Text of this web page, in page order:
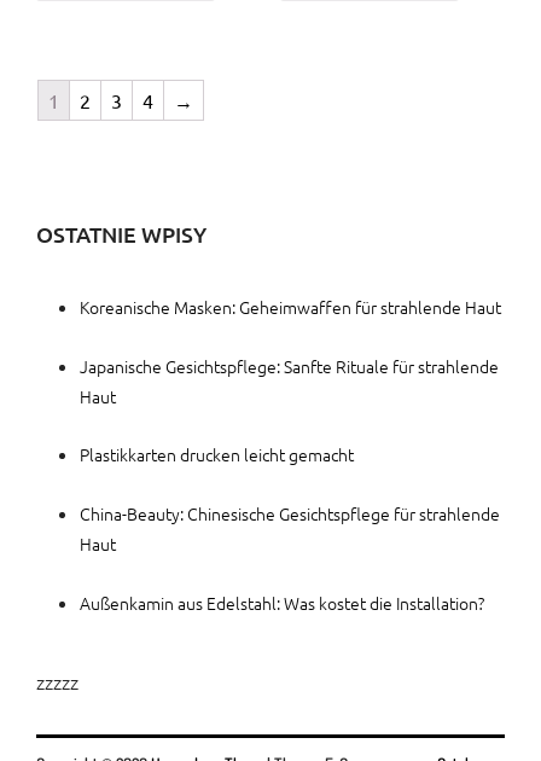
1 2 3 4 →
OSTATNIE WPISY
Koreanische Masken: Geheimwaffen für strahlende Haut
Japanische Gesichtspflege: Sanfte Rituale für strahlende
Haut
Plastikkarten drucken leicht gemacht
China-Beauty: Chinesische Gesichtspflege für strahlende
Haut
Außenkamin aus Edelstahl: Was kostet die Installation?
zzzzz